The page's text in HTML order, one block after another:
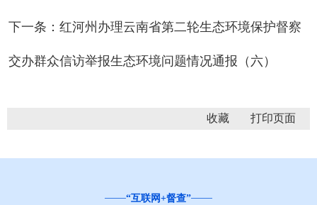
下一条：红河州办理云南省第二轮生态环境保护督察
交办群众信访举报生态环境问题情况通报（六）
收藏
“互联网+督查”